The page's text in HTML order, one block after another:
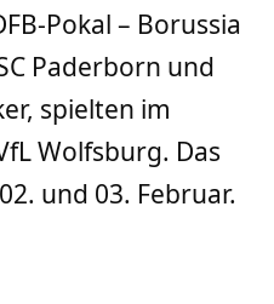
Pokal – Borussia
Paderborn und
spielten im
Wolfsburg. Das
und 03. Februar.